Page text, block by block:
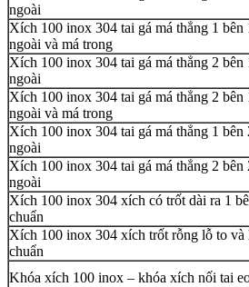
ngoài
Xích 100 inox 304 tai gá má thẳng 1 bên
ngoài và má trong
Xích 100 inox 304 tai gá má thẳng 2 bên
ngoài
Xích 100 inox 304 tai gá má thẳng 2 bên
ngoài và má trong
Xích 100 inox 304 tai gá má thẳng 1 bên
ngoài
Xích 100 inox 304 tai gá má thẳng 2 bên
ngoài
Xích 100 inox 304 xích có trốt dài ra 1
chuẩn
Xích 100 inox 304 xích trốt rỗng lỗ to và
chuẩn
Khóa xích 100 inox – khóa xích nối tai